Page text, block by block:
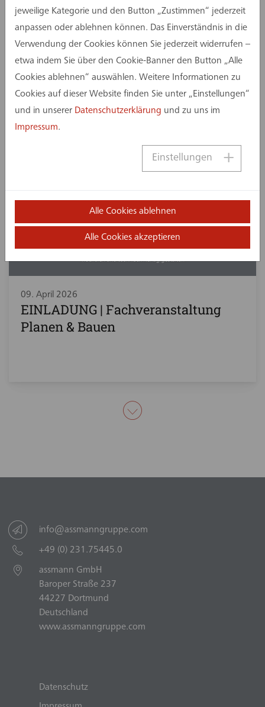
Neuigkeiten
09. April 2026
EINLADUNG | Fachveranstaltung
Planen & Bauen
info@assmanngruppe.com
+49 (0) 231.75445.0
assmann GmbH
Baroper Straße 237
44227 Dortmund
Deutschland
www.assmanngruppe.com
Datenschutz
jeweilige Kategorie und den Button „Zustimmen“ jederzeit
anpassen oder ablehnen können. Das Einverständnis in die
Verwendung der Cookies können Sie jederzeit widerrufen –
etwa indem Sie über den Cookie-Banner den Button „Alle
Cookies ablehnen“ auswählen. Weitere Informationen zu
Cookies auf dieser Website finden Sie unter „Einstellungen“
und in unserer Datenschutzerklärung und zu uns im
Impressum.
Einstellungen
Alle Cookies ablehnen
Alle Cookies akzeptieren